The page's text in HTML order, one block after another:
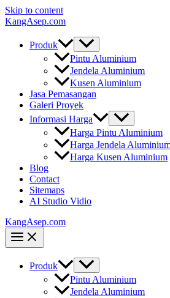
Skip to content
KangAsep.com
Produk
Pintu Aluminium
Jendela Aluminium
Kusen Aluminium
Jasa Pemasangan
Galeri Proyek
Informasi Harga
Harga Pintu Aluminium
Harga Jendela
Harga Kusen Aluminium
Blog
Contact
Sitemaps
AI Studio Vidio
KangAsep.com
Produk
Pintu Aluminium
Jendela Aluminium